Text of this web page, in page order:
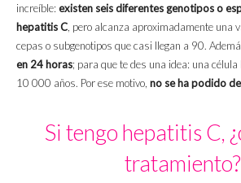
increíble: existen seis diferentes genotipos o
hepatitis C , pero alcanza aproximadamente una
cepas o subgenotipos que casi llegan a 90.
en 24 horas; para que te des una idea: una
10 000 años. Por ese motivo, no se ha podido
Si tengo hepatitis C,
tratamiento?